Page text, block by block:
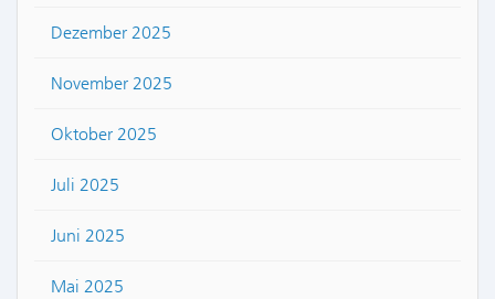
Dezember 2025
November 2025
Oktober 2025
Juli 2025
Juni 2025
Mai 2025